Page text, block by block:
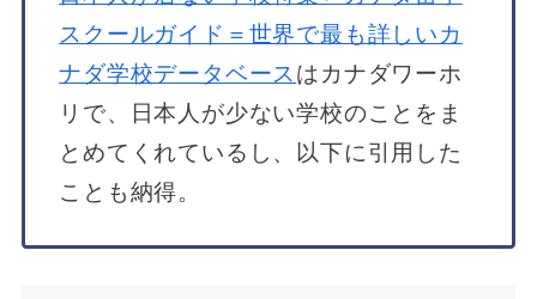
スクールガイド＝世界で最も詳しいカ
ナダ学校データベース はカナダワーホ
リで、日本人が少ない学校のことをま
とめてくれているし、以下に引用した
ことも納得。